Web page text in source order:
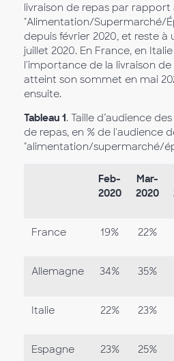
livraison de repas par
"Alimentation/Supermarché/
depuis février 2020, et reste à
juillet 2020. En France, en
l'importance de la livraison
atteint son sommet en mai
ensuite.
Tableau 1. Taille d’audience
de repas, en % de l'audience
"alimentation/supermarché/
Feb-
2020
Mar-
2020
France 19% 22%
Allemagne 34% 35%
Italie 22% 23%
Espagne 23% 25%